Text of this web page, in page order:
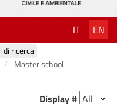
IT EN
di ricerca
Master school
Display #